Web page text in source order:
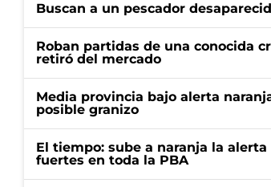
Buscan a un pescador
Roban partidas de una conocida
retiró del mercado
Media provincia bajo alerta
posible granizo
El tiempo: sube a naranja la
fuertes en toda la PBA